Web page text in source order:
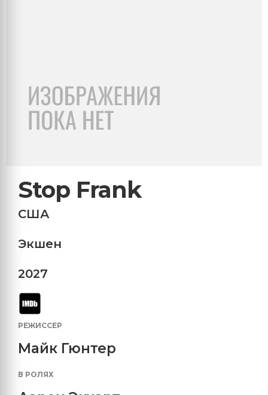
Stop Frank
США
Экшен
2027
РЕЖИССЕР
Майк Гюнтер
В РОЛЯХ